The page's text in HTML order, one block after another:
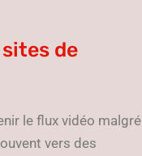
de
le flux vidéo malgré
vers des